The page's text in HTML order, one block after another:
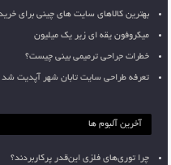
بهترین کالاهای سایت های چینی برای
میکروفون یقه ای زیر یک میلیون
خطرات جراحی ترمیمی بینی چیست؟
تعرفه طراحی سایت تابان شهر آپدیت شد
آخرین آلبوم ها
چرا توری‌های فلزی این‌قدر پرکاربردند؟